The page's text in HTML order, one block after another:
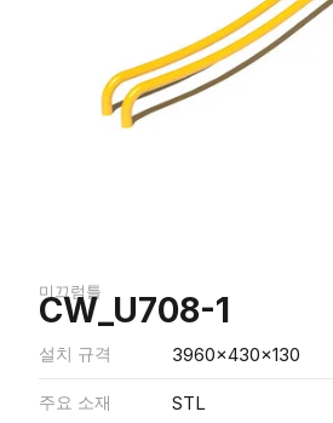
미끄럼틀
CW_U708-1
설치 규격 3960x430x130
주요 소재 STL